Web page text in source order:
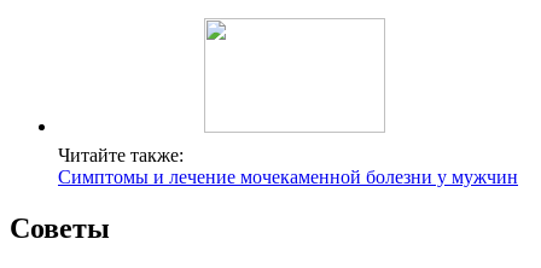
Читайте также:
Симптомы и лечение мочекаменной болезни у мужчин
Советы